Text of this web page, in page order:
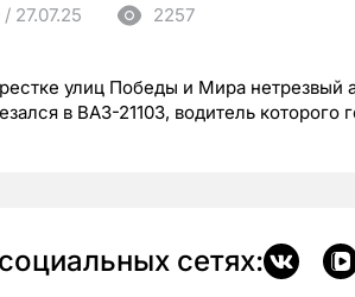
27.07.25 2257
улиц Победы и Мира нетрезвый
в ВАЗ-21103, водитель которого
сетях: